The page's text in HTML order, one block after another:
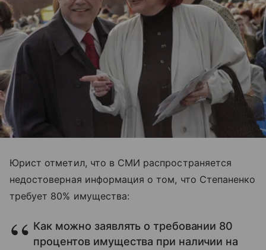
Юрист отметил, что в СМИ распространяется
недостоверная информация о том, что Степаненко
требует 80% имущества:
Как можно заявлять о требовании 80
процентов имущества при наличии на